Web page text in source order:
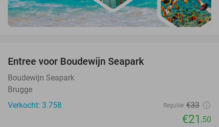
Entree voor Boudewijn Seapark
Boudewijn Seapark
Brugge
Verkocht: 3.758
Regulier €33
€21 ,50